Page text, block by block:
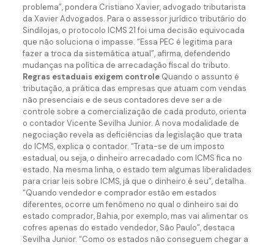
problema”, pondera Cristiano Xavier, advogado tributarista
da Xavier Advogados. Para o assessor jurídico tributário do
Sindilojas, o protocolo ICMS 21 foi uma decisão equivocada
que não soluciona o impasse. “Essa PEC é legitima para
fazer a troca da sistemática atual”, afirma, defendendo
mudanças na política de arrecadação fiscal do tributo.
Regras estaduais exigem controleQuando o assunto é
tributação, a prática das empresas que atuam com vendas
não presenciais e de seus contadores deve ser a de
controle sobre a comercialização de cada produto, orienta
o contador Vicente Sevilha Junior. A nova modalidade de
negociação revela as deficiências da legislação que trata
do ICMS, explica o contador. “Trata-se de um imposto
estadual, ou seja, o dinheiro arrecadado com ICMS fica no
estado. Na mesma linha, o estado tem algumas liberalidades
para criar leis sobre ICMS, já que o dinheiro é seu”, detalha.
“Quando vendedor e comprador estão em estados
diferentes, ocorre um fenômeno no qual o dinheiro sai do
estado comprador, Bahia, por exemplo, mas vai alimentar os
cofres apenas do estado vendedor, São Paulo”, destaca
Sevilha Junior. “Como os estados não conseguem chegar a